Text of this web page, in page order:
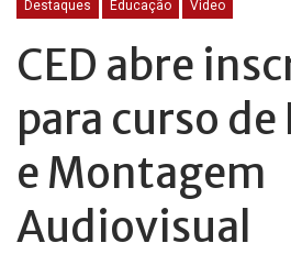
Destaques Educação Video
CED abre
para curso
e Montagem
Audiovisual